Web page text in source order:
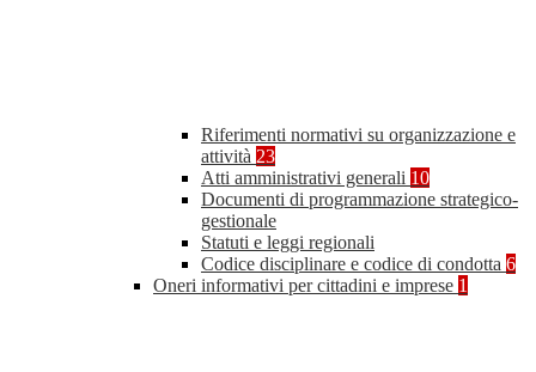
Riferimenti normativi su organizzazione e
attività 23
Atti amministrativi generali 10
Documenti di programmazione strategico-
gestionale
Statuti e leggi regionali
Codice disciplinare e codice di condotta 6
Oneri informativi per cittadini e imprese 1